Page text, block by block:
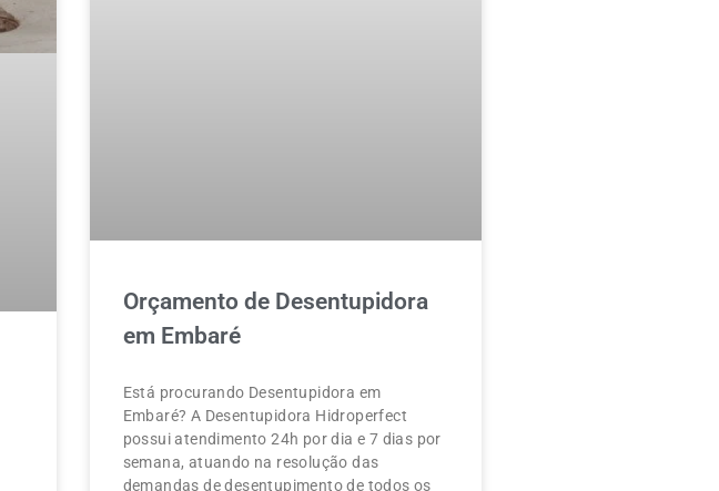
Orçamento de Desentupidora
em Embaré
Está procurando Desentupidora em
Embaré? A Desentupidora Hidroperfect
possui atendimento 24h por dia e 7 dias por
semana, atuando na resolução das
demandas de desentupimento de todos os